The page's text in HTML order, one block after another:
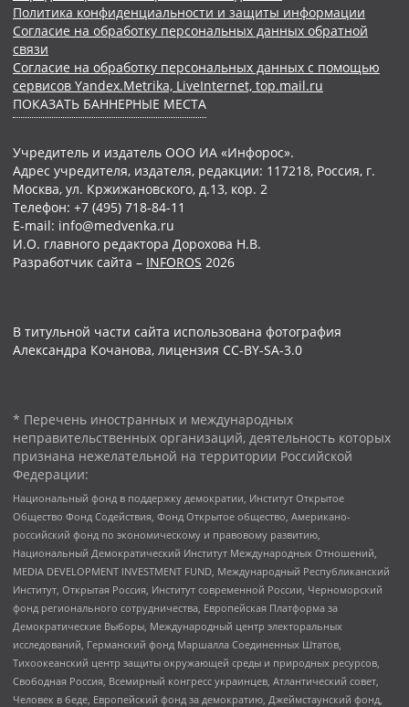
Политика конфиденциальности и защиты информации
Согласие на обработку персональных данных обратной
связи
Согласие на обработку персональных данных с помощью
сервисов Yandex.Metrika, LiveInternet, top.mail.ru
ПОКАЗАТЬ БАННЕРНЫЕ МЕСТА
Учредитель и издатель ООО ИА «Инфорос».
Адрес учредителя, издателя, редакции: 117218, Россия, г.
Москва, ул. Кржижановского, д.13, кор. 2
Телефон: +7 (495) 718-84-11
E-mail: info@medvenka.ru
И.О. главного редактора Дорохова Н.В.
Разработчик сайта – INFOROS 2026
В титульной части сайта использована фотография
Александра Кочанова, лицензия CC-BY-SA-3.0
* Перечень иностранных и международных
неправительственных организаций, деятельность которых
признана нежелательной на территории Российской
Федерации:
Национальный фонд в поддержку демократии, Институт Открытое
Общество Фонд Содействия, Фонд Открытое общество, Американо-
российский фонд по экономическому и правовому развитию,
Национальный Демократический Институт Международных Отношений,
MEDIA DEVELOPMENT INVESTMENT FUND, Международный Республиканский
Институт, Открытая Россия, Институт современной России, Черноморский
фонд регионального сотрудничества, Европейская Платформа за
Демократические Выборы, Международный центр электоральных
исследований, Германский фонд Маршалла Соединенных Штатов,
Тихоокеанский центр защиты окружающей среды и природных ресурсов,
Свободная Россия, Всемирный конгресс украинцев, Атлантический совет,
Человек в беде, Европейский фонд за демократию, Джеймстаунский фонд,